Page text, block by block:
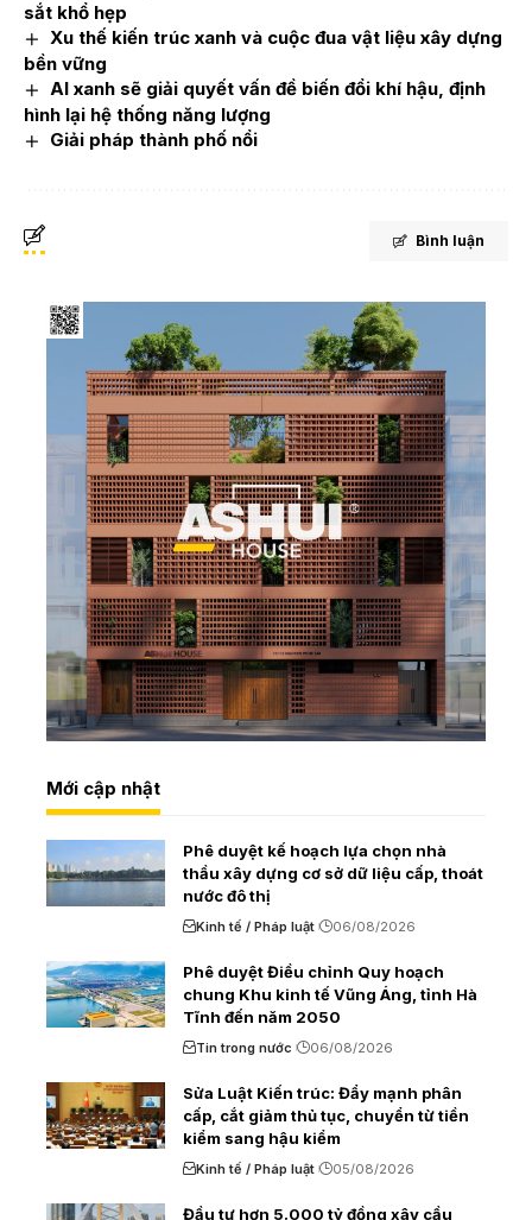
sắt khổ hẹp
Xu thế kiến trúc xanh và cuộc đua vật liệu xây dựng
bền vững
AI xanh sẽ giải quyết vấn đề biến đổi khí hậu, định
hình lại hệ thống năng lượng
Giải pháp thành phố nổi
Bình luận
Mới cập nhật
Phê duyệt kế hoạch lựa chọn nhà
thầu xây dựng cơ sở dữ liệu cấp, thoát
nước đô thị
Kinh tế / Pháp luật 06/08/2026
Phê duyệt Điều chỉnh Quy hoạch
chung Khu kinh tế Vũng Áng, tỉnh Hà
Tĩnh đến năm 2050
Tin trong nước 06/08/2026
Sửa Luật Kiến trúc: Đẩy mạnh phân
cấp, cắt giảm thủ tục, chuyển từ tiền
kiểm sang hậu kiểm
Kinh tế / Pháp luật 05/08/2026
Đầu tư hơn 5.000 tỷ đồng xây cầu